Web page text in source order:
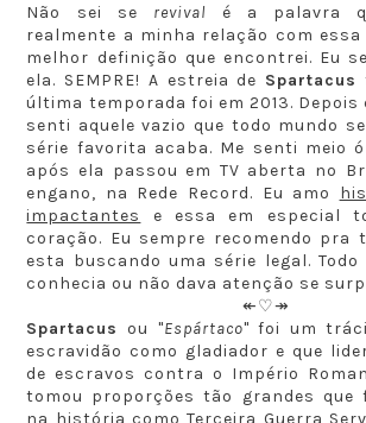
Não sei se revival
é a palavra
realmente a minha relação com
melhor definição que encontrei. Eu
ela. SEMPRE! A estreia de Spartacus
última temporada foi em 2013. Depois
senti aquele vazio que todo mundo
série favorita acaba. Me senti meio
após ela passou em TV aberta no
engano, na Rede Record. Eu amo
impactantes
e essa em especial
coração. Eu sempre recomendo pra
esta buscando uma série legal. Todo
conhecia ou não dava atenção se
↞♡↠
Spartacus
ou "Espártaco" foi um
escravidão como gladiador e que
de escravos contra o Império
tomou proporções tão grandes que
na história como Terceira Guerra